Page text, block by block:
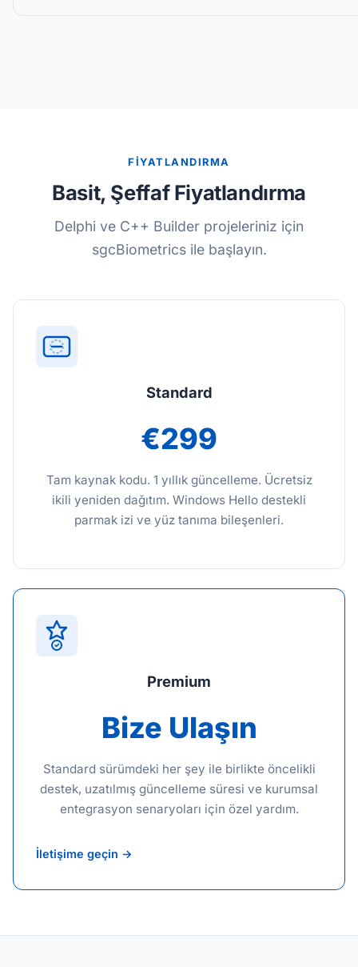
FİYATLANDIRMA
Basit, Şeffaf Fiyatlandırma
Delphi ve C++ Builder projeleriniz için
sgcBiometrics ile başlayın.
Standard
€299
Tam kaynak kodu. 1 yıllık güncelleme. Ücretsiz
ikili yeniden dağıtım. Windows Hello destekli
parmak izi ve yüz tanıma bileşenleri.
Premium
Bize Ulaşın
Standard sürümdeki her şey ile birlikte öncelikli
destek, uzatılmış güncelleme süresi ve kurumsal
entegrasyon senaryoları için özel yardım.
İletişime geçin →